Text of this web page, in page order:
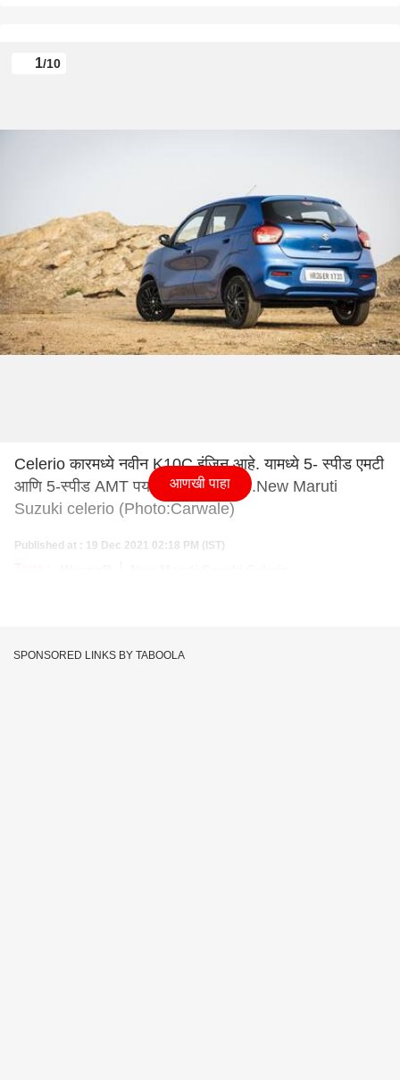
1/10
Celerio कारमध्ये नवीन K10C इंजिन आहे. यामध्ये 5- स्पीड एमटी
आणि 5-स्पीड AMT पर्यायांचा समावेश आहे.New Maruti
Suzuki celerio (Photo:Carwale)
Published at : 19 Dec 2021 02:18 PM (IST)
आणखी पाहा
SPONSORED LINKS BY TABOOLA